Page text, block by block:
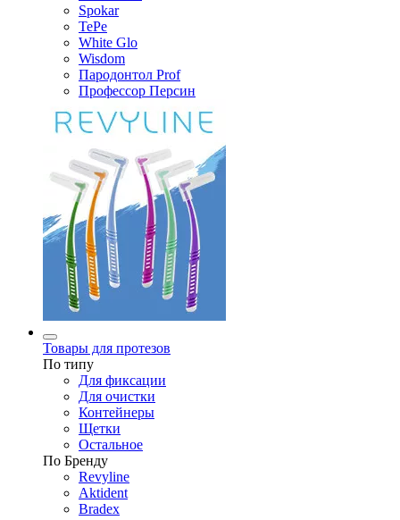
Spokar
TePe
White Glo
Wisdom
Пародонтол Prof
Профессор Персин
Товары для протезов
По типу
Для фиксации
Для очистки
Контейнеры
Щетки
Остальное
По Бренду
Revyline
Aktident
Bradex